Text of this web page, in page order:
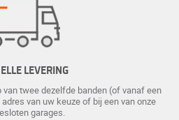
LEVERING
van twee dezelfde banden (of vanaf een
van uw keuze of bij een van onze
garages.